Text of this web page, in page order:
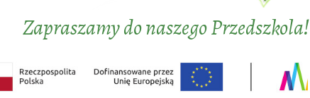
Zapraszamy do naszego Przedszkola!